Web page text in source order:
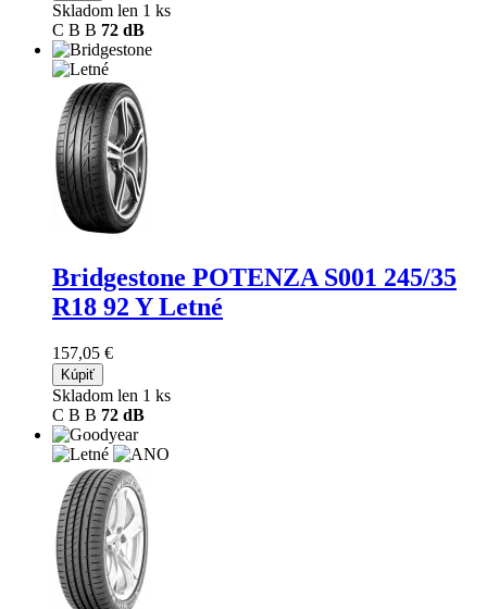
Skladom len 1 ks
C B B 72 dB
Bridgestone POTENZA S001 245/35
R18 92 Y Letné
157,05 €
Kúpiť
Skladom len 1 ks
C B B 72 dB